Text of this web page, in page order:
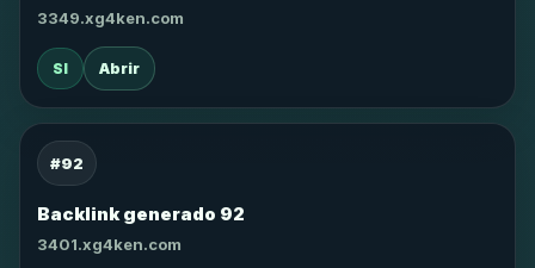
3349.xg4ken.com
SI Abrir
#92
Backlink generado 92
3401.xg4ken.com